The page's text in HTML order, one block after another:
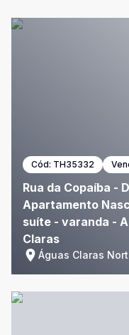
Cód: TH35332
Rua da Copaíba -
Apartamento
suíte - varanda -
Claras
Águas Claras